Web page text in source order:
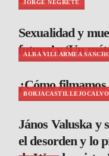
JORGE NEGRETE
Sexualidad y
futuro’ y ‘Un
ALBA VILLARMEA
¿Cómo filmamos
BORJACASTILLEJOCALVO
János Valuska y
el desorden y lo